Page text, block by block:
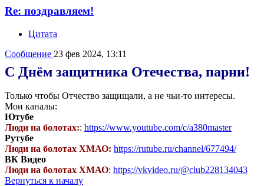
Re: поздравляем!
Цитата
Сообщение 23 фев 2024, 13:11
С Днём защитника Отечества, парни!
Только чтобы Отчество защищали, а не чьи-то интересы.
Мои каналы:
Ютубе
Люди на болотах:: https://www.youtube.com/c/a380master
Рутубе
Люди на болотах ХМАО: https://rutube.ru/channel/677494/
ВК Видео
Люди на болотах ХМАО: https://vkvideo.ru/@club228134043
Вернуться к началу